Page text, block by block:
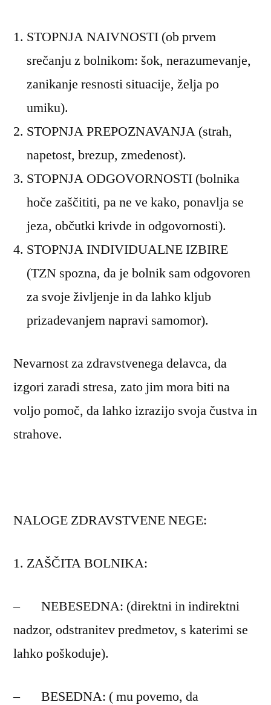
STOPNJA NAIVNOSTI (ob prvem
srečanju z bolnikom: šok, nerazumevanje,
zanikanje resnosti situacije, želja po
umiku).
STOPNJA PREPOZNAVANJA (strah,
napetost, brezup, zmedenost).
STOPNJA ODGOVORNOSTI (bolnika
hoče zaščititi, pa ne ve kako, ponavlja se
jeza, občutki krivde in odgovornosti).
STOPNJA INDIVIDUALNE IZBIRE
(TZN spozna, da je bolnik sam odgovoren
za svoje življenje in da lahko kljub
prizadevanjem napravi samomor).
Nevarnost za zdravstvenega delavca, da
izgori zaradi stresa, zato jim mora biti na
voljo pomoč, da lahko izrazijo svoja čustva in
strahove.
NALOGE ZDRAVSTVENE NEGE:
ZAŠČITA BOLNIKA:
– NEBESEDNA: (direktni in indirektni
nadzor, odstranitev predmetov, s katerimi se
lahko poškoduje).
– BESEDNA: ( mu povemo, da